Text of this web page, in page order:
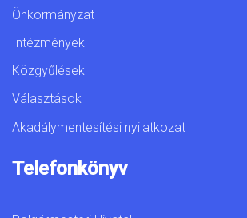
Önkormányzat
Intézmények
Közgyűlések
Választások
Akadálymentesítési nyilatkozat
Telefonkönyv